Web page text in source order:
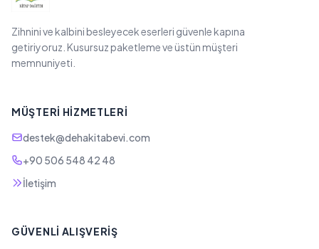
Zihnini ve kalbini besleyecek eserleri güvenle kapına
getiriyoruz. Kusursuz paketleme ve üstün müşteri
memnuniyeti.
MÜŞTERI HIZMETLERI
destek@dehakitabevi.com
+90 506 548 42 48
İletişim
GÜVENLI ALIŞVERIŞ